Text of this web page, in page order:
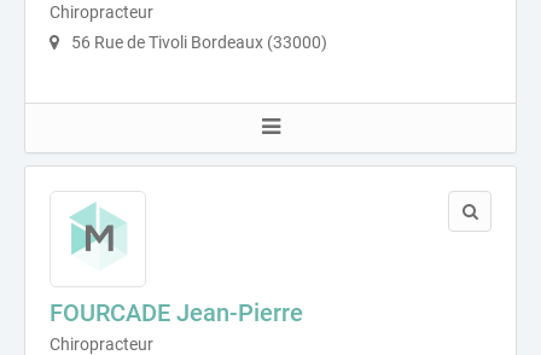
Chiropracteur
56 Rue de Tivoli Bordeaux (33000)
FOURCADE Jean-Pierre
Chiropracteur